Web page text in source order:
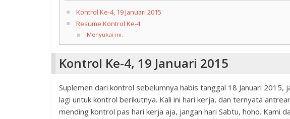
Kontrol Ke-4, 19 Januari 2015
Resume Kontrol Ke-4
Menyukai ini:
Kontrol Ke-4, 19 Januari 2015
Suplemen dari kontrol sebelumnya habis tanggal 18 Januari 2015,
lagi untuk kontrol berikutnya. Kali ini hari kerja, dan ternyata
mending kontrol pas hari kerja aja, jangan hari Sabtu, hoho. Kami